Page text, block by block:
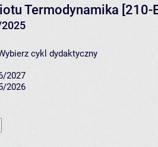
Termodynamika [210-
cykl dydaktyczny
2027
2026